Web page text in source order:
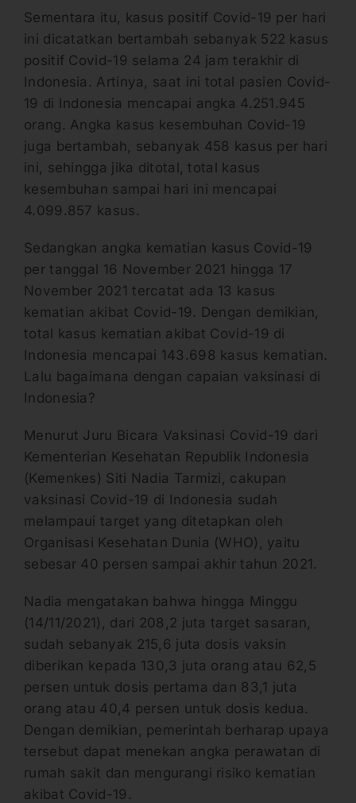
Sementara itu, kasus positif Covid-19 per hari
ini dicatatkan bertambah sebanyak 522 kasus
positif Covid-19 selama 24 jam terakhir di
Indonesia. Artinya, saat ini total pasien Covid-
19 di Indonesia mencapai angka 4.251.945
orang. Angka kasus kesembuhan Covid-19
juga bertambah, sebanyak 458 kasus per hari
ini, sehingga jika ditotal, total kasus
kesembuhan sampai hari ini mencapai
4.099.857 kasus.
Sedangkan angka kematian kasus Covid-19
per tanggal 16 November 2021 hingga 17
November 2021 tercatat ada 13 kasus
kematian akibat Covid-19. Dengan demikian,
total kasus kematian akibat Covid-19 di
Indonesia mencapai 143.698 kasus kematian.
Lalu bagaimana dengan capaian vaksinasi di
Indonesia?
Menurut Juru Bicara Vaksinasi Covid-19 dari
Kementerian Kesehatan Republik Indonesia
(Kemenkes) Siti Nadia Tarmizi, cakupan
vaksinasi Covid-19 di Indonesia sudah
melampaui target yang ditetapkan oleh
Organisasi Kesehatan Dunia (WHO), yaitu
sebesar 40 persen sampai akhir tahun 2021.
Nadia mengatakan bahwa hingga Minggu
(14/11/2021), dari 208,2 juta target sasaran,
sudah sebanyak 215,6 juta dosis vaksin
diberikan kepada 130,3 juta orang atau 62,5
persen untuk dosis pertama dan 83,1 juta
orang atau 40,4 persen untuk dosis kedua.
Dengan demikian, pemerintah berharap upaya
tersebut dapat menekan angka perawatan di
rumah sakit dan mengurangi risiko kematian
akibat Covid-19.